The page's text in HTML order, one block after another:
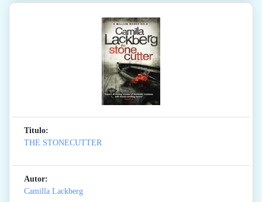
Titulo:
THE STONECUTTER
Autor:
Camilla Lackberg